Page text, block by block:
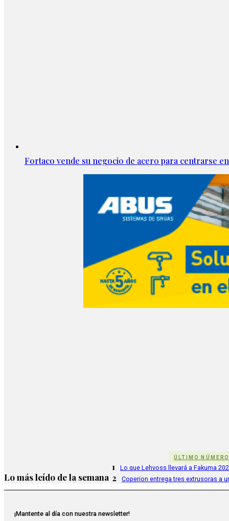
Fortaco vende su negocio de acero para centrarse
ÚLTIMO NÚMERO
Lo más leído de la semana
1 Lo que Lehvoss llevará a Fakuma
2 Coperion entrega tres extrusoras a
¡Mantente al día con nuestra newsletter!